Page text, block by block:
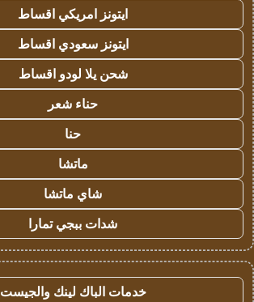
ايتونز امريكي اقساط
ايتونز سعودي اقساط
شحن يلا لودو اقساط
حناء شعر
حنا
ماتشا
شاي ماتشا
شدات ببجي تمارا
خدمات الباك لينك والجيست